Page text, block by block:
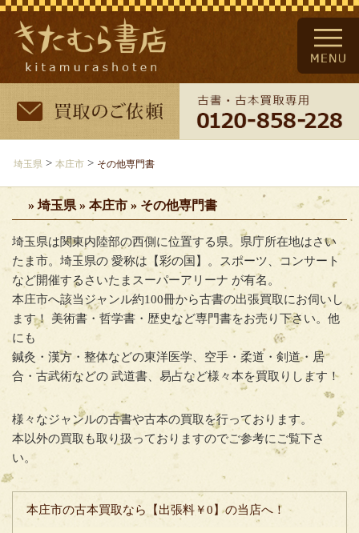
埼玉県 > 本庄市> その他専門書
» 埼玉県 » 本庄市 » その他専門書
埼玉県は関東内陸部の西側に位置する県。県庁所在地はさい
たま市。埼玉県の 愛称は【彩の国】。スポーツ、コンサート
など開催するさいたまスーパーアリーナ が有名。
本庄市へ該当ジャンル約100冊から古書の出張買取にお伺いし
ます！ 美術書・哲学書・歴史など専門書をお売り下さい。他
にも
鍼灸・漢方・整体などの東洋医学、空手・柔道・剣道・居
合・古武術などの 武道書、易占など様々本を買取りします！
様々なジャンルの古書や古本の買取を行っております。
本以外の買取も取り扱っておりますのでご参考にご覧下さ
い。
本庄市の古本買取なら【出張料￥0】の当店へ！